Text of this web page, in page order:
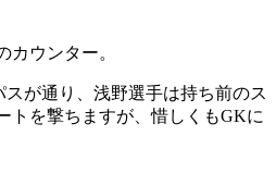
カウンター。
が通り、浅野選手は持ち前のス
トを撃ちますが、惜しくもGKに